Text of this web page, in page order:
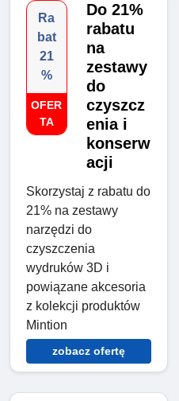
Ra
bat
21
%
OFER
TA
Do 21%
rabatu
na
zestawy
do
czyszcz
enia i
konserw
acji
Skorzystaj z rabatu do
21% na zestawy
narzędzi do
czyszczenia
wydruków 3D i
powiązane akcesoria
z kolekcji produktów
Mintion
zobacz ofertę